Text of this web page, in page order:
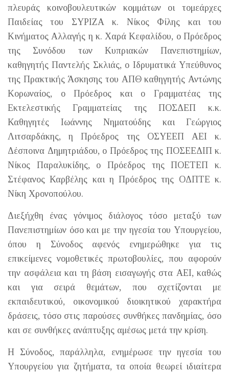
πλευράς κοινοβουλευτικών κομμάτων οι τομεάρχες
Παιδείας του ΣΥΡΙΖΑ κ. Νίκος Φίλης και του
Κινήματος Αλλαγής η κ. Χαρά Κεφαλίδου, ο Πρόεδρος
της Συνόδου των Κυπριακών Πανεπιστημίων,
καθηγητής Παντελής Σκλιάς, ο Ιδρυματικά Υπεύθυνος
της Πρακτικής Άσκησης του ΑΠΘ καθηγητής Αντώνης
Κορωναίος, ο Πρόεδρος και ο Γραμματέας της
Εκτελεστικής Γραμματείας της ΠΟΣΔΕΠ κ.κ.
Καθηγητές Ιωάννης Νηματούδης και Γεώργιος
Λιτσαρδάκης, η Πρόεδρος της ΟΣΥΕΕΠ ΑΕΙ κ.
Δέσποινα Δημητριάδου, ο Πρόεδρος της ΠΟΣΕΕΔΙΠ κ.
Νίκος Παραλυκίδης, ο Πρόεδρος της ΠΟΕΤΕΠ κ.
Στέφανος Καρβέλης και η Πρόεδρος της ΟΔΠΤΕ κ.
Νίκη Χρονοπούλου.
Διεξήχθη ένας γόνιμος διάλογος τόσο μεταξύ των
Πανεπιστημίων όσο και με την ηγεσία του Υπουργείου,
όπου η Σύνοδος αφενός ενημερώθηκε για τις
επικείμενες νομοθετικές πρωτοβουλίες, που αφορούν
την ασφάλεια και τη βάση εισαγωγής στα ΑΕΙ, καθώς
και για σειρά θεμάτων, που σχετίζονται με
εκπαιδευτικού, οικονομικού διοικητικού χαρακτήρα
δράσεις, τόσο στις παρούσες συνθήκες πανδημίας, όσο
και σε συνθήκες ανάπτυξης αμέσως μετά την κρίση.
Η Σύνοδος, παράλληλα, ενημέρωσε την ηγεσία του
Υπουργείου για ζητήματα, τα οποία θεωρεί ιδιαίτερα